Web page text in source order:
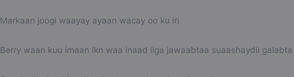
Markaan joogi waayay ayaan wacay oo ku iri
Berry waan kuu imaan lkn waa inaad iiga jawaabtaa suaashaydii galabta